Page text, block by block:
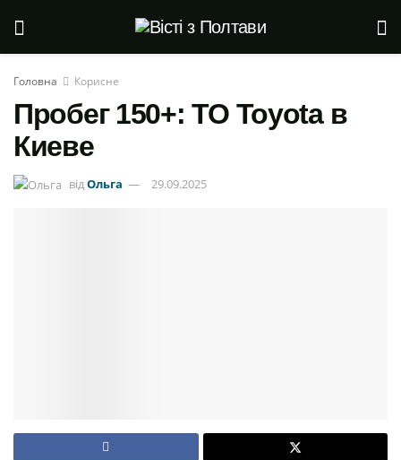
Головна Корисне
Пробег 150+: ТО Toyota в
Киеве
відОльга 29.09.2025